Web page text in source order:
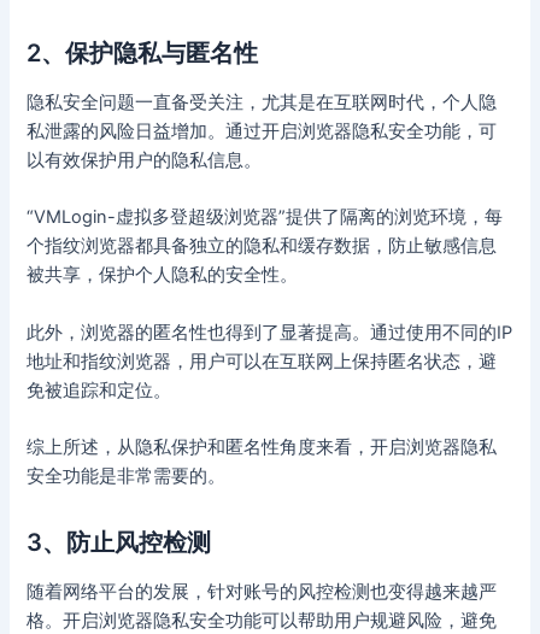
2、保护隐私与匿名性
隐私安全问题一直备受关注，尤其是在互联网时代，个人隐
私泄露的风险日益增加。通过开启浏览器隐私安全功能，可
以有效保护用户的隐私信息。
“VMLogin-虚拟多登超级浏览器”提供了隔离的浏览环境，每
个指纹浏览器都具备独立的隐私和缓存数据，防止敏感信息
被共享，保护个人隐私的安全性。
此外，浏览器的匿名性也得到了显著提高。通过使用不同的IP
地址和指纹浏览器，用户可以在互联网上保持匿名状态，避
免被追踪和定位。
综上所述，从隐私保护和匿名性角度来看，开启浏览器隐私
安全功能是非常需要的。
3、防止风控检测
随着网络平台的发展，针对账号的风控检测也变得越来越严
格。开启浏览器隐私安全功能可以帮助用户规避风险，避免